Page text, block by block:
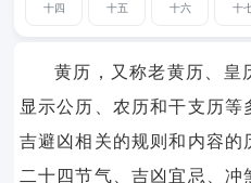
十四 十五 十六 十
黄历，又称老黄历、皇
显示公历、农历和干支历
吉避凶相关的规则和内容的
二十四节气、吉凶宜忌、